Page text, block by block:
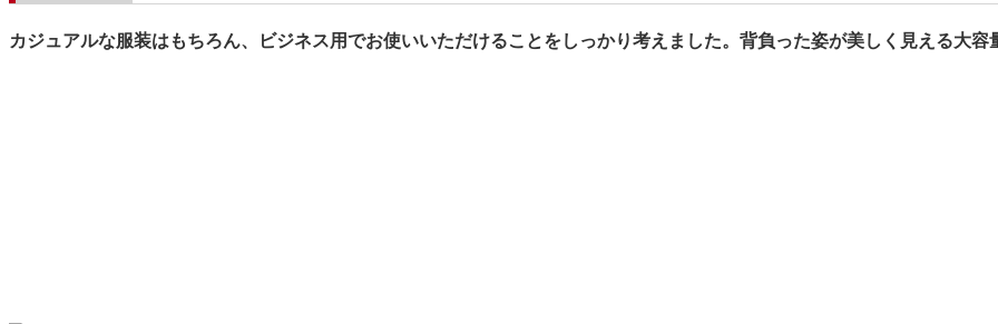
カジュアルな服装はもちろん、ビジネス用でお使いいただけることをしっかり考えました。背負った姿が美しく見える大容